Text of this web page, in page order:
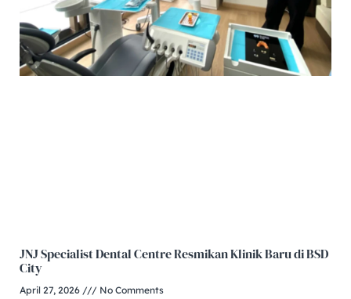
JNJ Specialist Dental Centre Resmikan Klinik Baru di BSD
City
April 27, 2026 No Comments